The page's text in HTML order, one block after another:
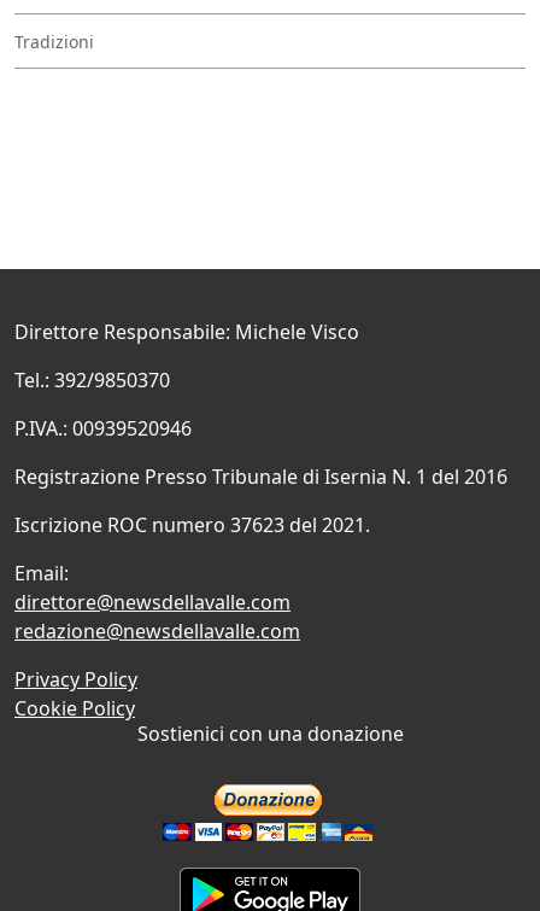
Tradizioni
Direttore Responsabile: Michele Visco
Tel.: 392/9850370
P.IVA.: 00939520946
Registrazione Presso Tribunale di Isernia N. 1 del 2016
Iscrizione ROC numero 37623 del 2021.
Email:
direttore@newsdellavalle.com
redazione@newsdellavalle.com
Privacy Policy
Cookie Policy
Sostienici con una donazione